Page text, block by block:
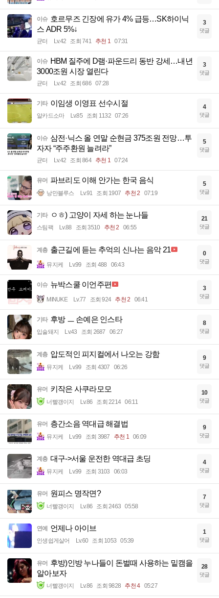
이슈 호르무즈 긴장에 유가 4% 급등…SK하이닉
스 ADR 5%↓
균터 Lv.42 조회 741 추천 1 07:31
3
댓글
이슈 HBM 질주에 D램·파운드리 동반 강세…내년
3000조원 시장 열린다
균터 Lv.42 조회 686 07:28
3
댓글
기타 이임생 이영표 선수시절
알카드소마 Lv.85 조회 1132 07:26
4
댓글
이슈 삼전·닉스 올 연말 순현금 375조원 전망…투
자자 “주주환원 늘려라”
균터 Lv.42 조회 864 추천 1 07:24
5
댓글
유머 파브리도 이해 안가는 한국 음식
낭만블루스 Lv.91 조회 1907 추천 2 07:19
5
댓글
기타 ㅇㅎ) 고양이 자세 하는 눈나들
스팀팩 Lv.88 조회 3510 추천 2 06:55
21
댓글
계층 출근길에 듣는 추억의 신나는 음악 21
뮤지케 Lv.99 조회 488 06:43
0
댓글
이슈 뉴박스쿨 이언주편
MINUKE Lv.77 조회 924 추천 2 06:41
3
댓글
기타 후방 ㅡ 손예은 인스타
입술돼지 Lv.43 조회 2687 06:27
8
댓글
계층 압도적인 피지컬에서 나오는 강함
뮤지케 Lv.99 조회 4307 06:26
9
댓글
유머 키작은 사쿠라모모
너빨갱이지 Lv.86 조회 2214 06:11
10
댓글
유머 층간소음 역대급 해결법
뮤지케 Lv.99 조회 3987 추천 1 06:09
9
댓글
계층 대구->서울 운전한 역대급 초딩
뮤지케 Lv.99 조회 3103 06:03
4
댓글
유머 원피스 명작면?
너빨갱이지 Lv.86 조회 2463 05:58
7
댓글
연예 언제나 아이브
인생쉽게살어 Lv.60 조회 1053 05:39
1
댓글
유머 후방)인방 누나들이 돈벌때 사용하는 밑캠을
알아보자
너빨갱이지 Lv.86 조회 9828 추천 4 05:27
28
댓글